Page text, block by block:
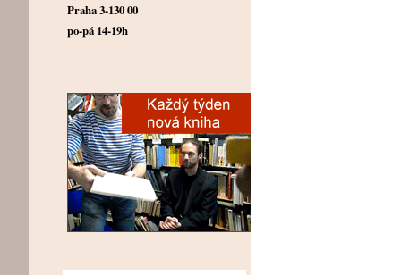
Praha 3-130 00
po-pá 14-19h